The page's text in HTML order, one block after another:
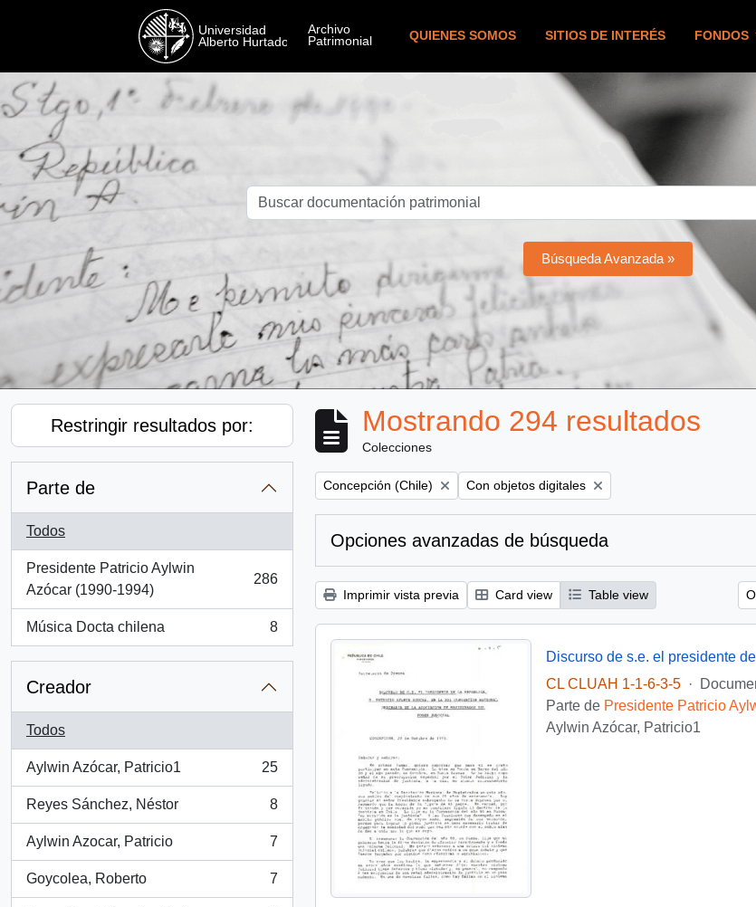
QUIENES SOMOS SITIOS DE INTERÉS FONDOS
Búsqueda Avanzada »
Restringir resultados por:
Parte de
Todos
Presidente Patricio Aylwin
Azócar (1990-1994)
, 286 resultados
286
Música Docta chilena
, 8 resultados
8
Creador
Todos
Aylwin Azócar, Patricio1
, 25 resultados
25
Reyes Sánchez, Néstor
, 8 resultados
8
Aylwin Azocar, Patricio
, 7 resultados
7
Goycolea, Roberto
, 7 resultados
7
Mostrando 294 resultados
Colecciones
Remove filter:
Concepción (Chile) Remove filter:
Con objetos digitales
Opciones avanzadas de búsqueda
Imprimir vista previa Card view Table view
CL CLUAH 1-1-6-3-5
·
Parte de Presidente Patricio
Aylwin Azócar, Patricio1